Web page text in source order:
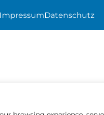
Datenschutz
Impressum